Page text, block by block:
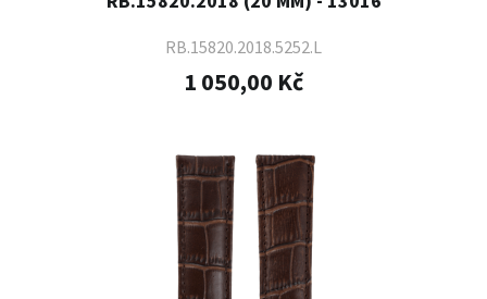
RB.15820.2018.5252.L
1 050,00 Kč